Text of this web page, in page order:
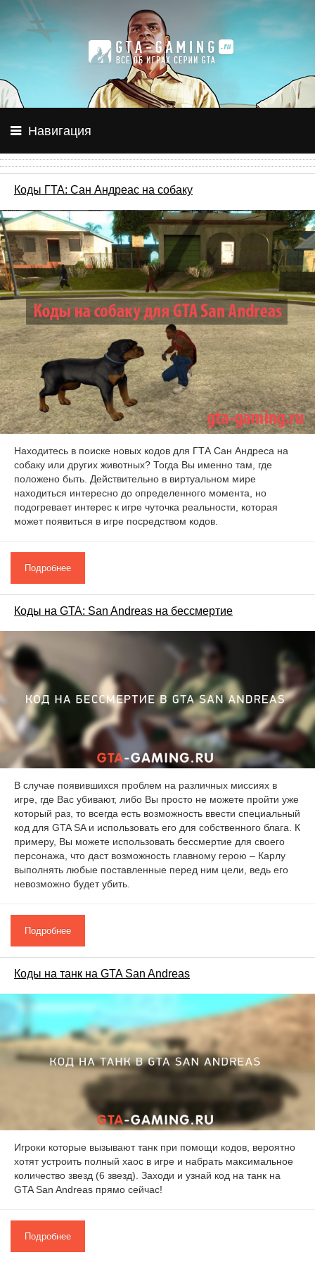
Навигация
Коды ГТА: Сан Андреас на собаку
Находитесь в поиске новых кодов для ГТА Сан Андреса на
собаку или других животных? Тогда Вы именно там, где
положено быть. Действительно в виртуальном мире
находиться интересно до определенного момента, но
подогревает интерес к игре чуточка реальности, которая
может появиться в игре посредством кодов.
Подробнее
Коды на GTA: San Andreas на бессмертие
В случае появившихся проблем на различных миссиях в
игре, где Вас убивают, либо Вы просто не можете пройти уже
который раз, то всегда есть возможность ввести специальный
код для GTA SA и использовать его для собственного блага. К
примеру, Вы можете использовать бессмертие для своего
персонажа, что даст возможность главному герою – Карлу
выполнять любые поставленные перед ним цели, ведь его
невозможно будет убить.
Подробнее
Коды на танк на GTA San Andreas
Игроки которые вызывают танк при помощи кодов, вероятно
хотят устроить полный хаос в игре и набрать максимальное
количество звезд (6 звезд). Заходи и узнай код на танк на
GTA San Andreas прямо сейчас!
Подробнее